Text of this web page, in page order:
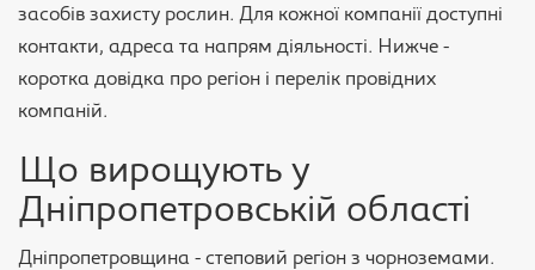
засобів захисту рослин. Для кожної компанії доступні
контакти, адреса та напрям діяльності. Нижче -
коротка довідка про регіон і перелік провідних
компаній.
Що вирощують у
Дніпропетровській області
Дніпропетровщина - степовий регіон з чорноземами.